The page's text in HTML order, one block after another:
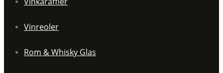
Vinreoler
Rom & Whisky Glas